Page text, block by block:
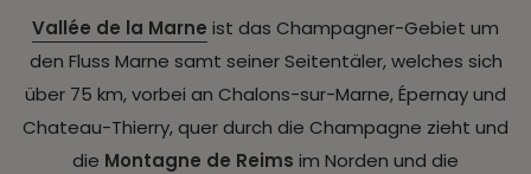
Vallée de la Marne ist das Champagner-Gebiet um
den Fluss Marne samt seiner Seitentäler, welches sich
über 75 km, vorbei an Chalons-sur-Marne, Épernay und
Chateau-Thierry, quer durch die Champagne zieht und
die Montagne de Reims im Norden und die